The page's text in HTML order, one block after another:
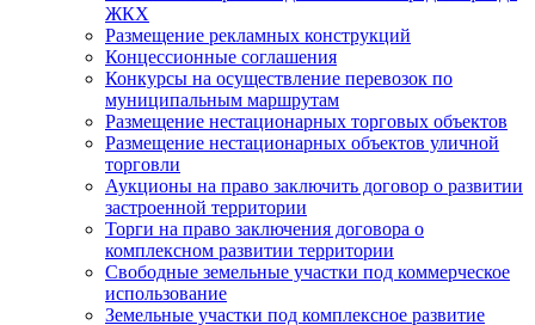
ЖКХ
Размещение рекламных конструкций
Концессионные соглашения
Конкурсы на осуществление перевозок по
муниципальным маршрутам
Размещение нестационарных торговых объектов
Размещение нестационарных объектов уличной
торговли
Аукционы на право заключить договор о развитии
застроенной территории
Торги на право заключения договора о
комплексном развитии территории
Свободные земельные участки под коммерческое
использование
Земельные участки под комплексное развитие